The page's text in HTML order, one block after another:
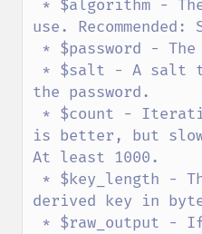
use. Recommended:
the password.
is better, but
At least 1000.
derived key in